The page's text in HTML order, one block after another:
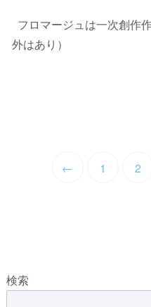
フロマージュは一次創作
外はあり）
← 1 2
検索